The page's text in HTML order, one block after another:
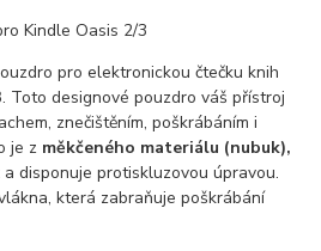
pro elektronickou čtečku knih
. Toto designové pouzdro váš přístroj
znečištěním, poškrábáním i
je z měkčeného materiálu (nubuk),
disponuje protiskluzovou úpravou.
která zabraňuje poškrábání